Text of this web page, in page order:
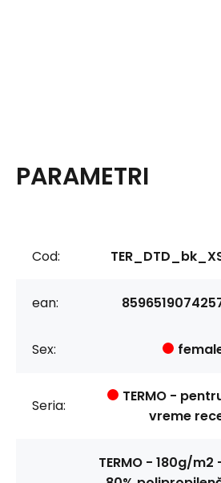
PARAMETRI
Cod:
ean:
Sex:
Seria:
TERMO -
vreme
TERMO - 180g/m2